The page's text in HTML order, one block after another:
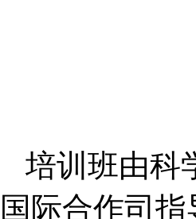
培训班由科
国际合作司